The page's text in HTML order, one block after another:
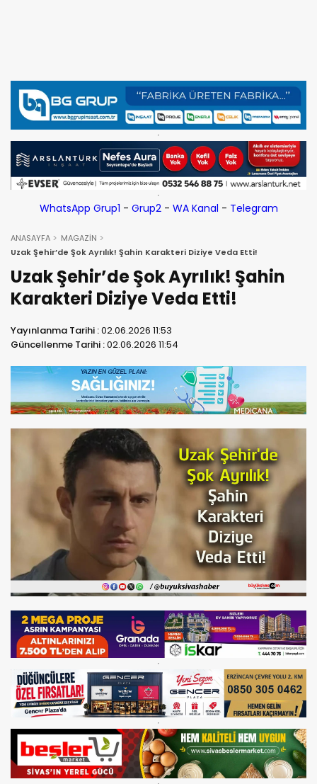
WhatsApp Grup1 - Grup2- WA Kanal - Telegram
ANASAYFA
MAGAZİN
Uzak Şehir’de Şok Ayrılık! Şahin Karakteri Diziye Veda Etti!
Uzak Şehir’de Şok Ayrılık! Şahin
Karakteri Diziye Veda Etti!
Yayınlanma Tarihi :02.06.2026 11:53
Güncellenme Tarihi :02.06.2026 11:54